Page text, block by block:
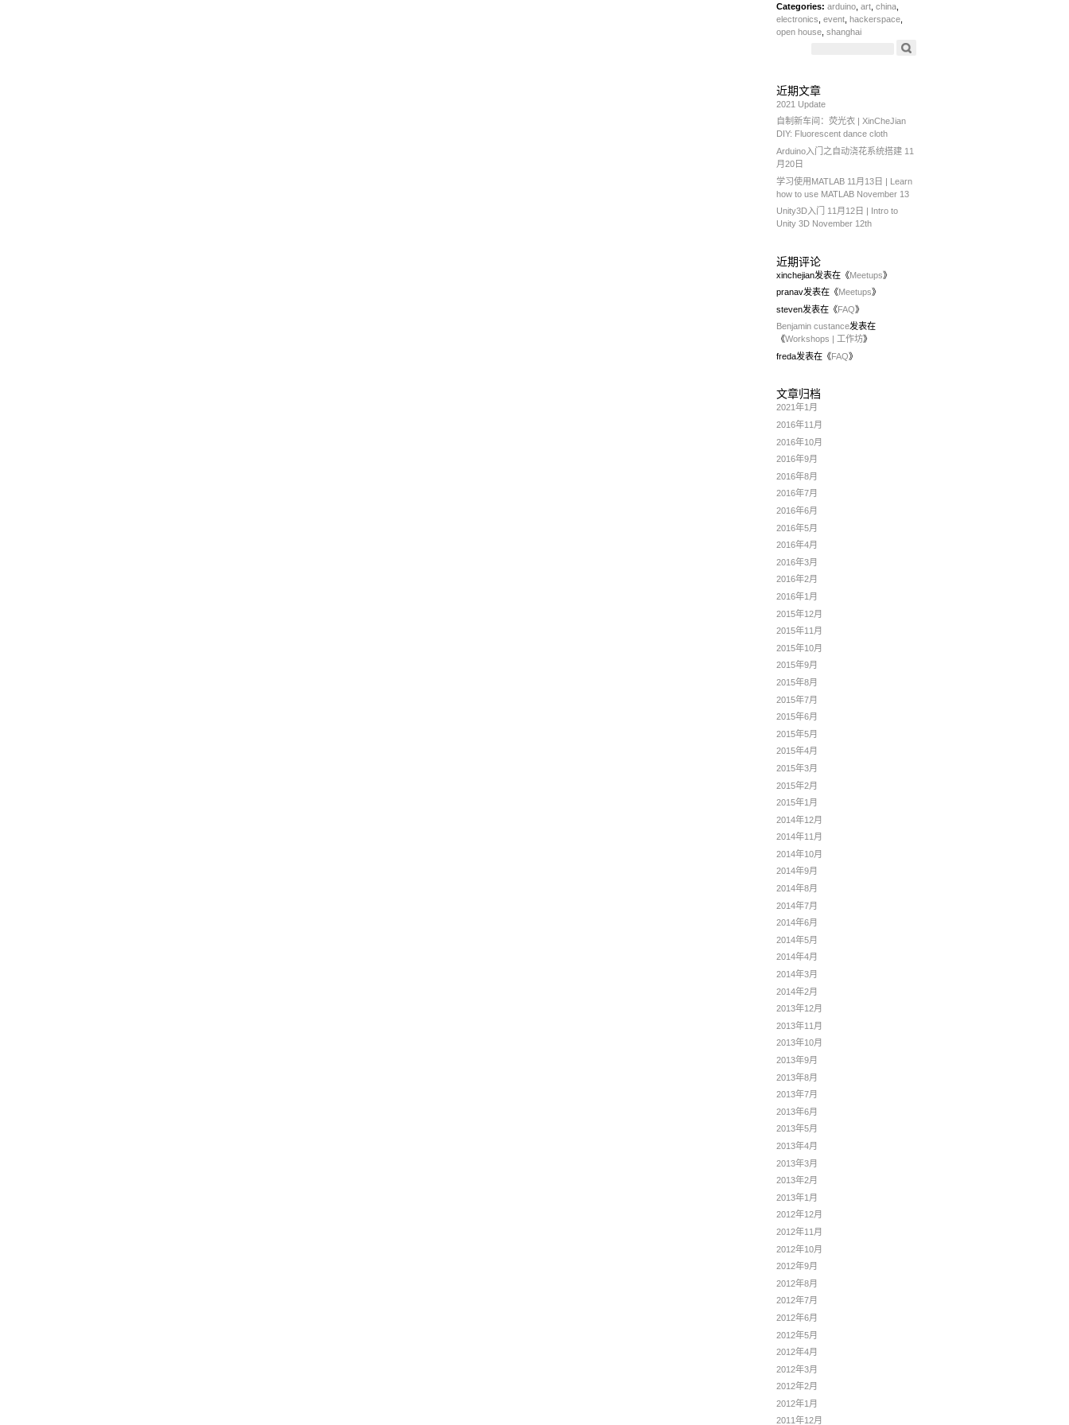
Categories: arduino art china
electronics event hackerspace
open house shanghai
近期文章
2021 Update
自制新车间：荧光衣 | XinCheJian
DIY: Fluorescent dance cloth
Arduino入门之自动浇花系统搭建 11
月20日
学习使用MATLAB 11月13日 | Learn
how to use MATLAB November 13
Unity3D入门 11月12日 | Intro to
Unity 3D November 12th
近期评论
xinchejian发表在《Meetups》
pranav发表在《Meetups》
steven发表在《FAQ》
Benjamin custance发表在
《Workshops | 工作坊》
freda发表在《FAQ》
文章归档
2021年1月
2016年11月
2016年10月
2016年9月
2016年8月
2016年7月
2016年6月
2016年5月
2016年4月
2016年3月
2016年2月
2016年1月
2015年12月
2015年11月
2015年10月
2015年9月
2015年8月
2015年7月
2015年6月
2015年5月
2015年4月
2015年3月
2015年2月
2015年1月
2014年12月
2014年11月
2014年10月
2014年9月
2014年8月
2014年7月
2014年6月
2014年5月
2014年4月
2014年3月
2014年2月
2013年12月
2013年11月
2013年10月
2013年9月
2013年8月
2013年7月
2013年6月
2013年5月
2013年4月
2013年3月
2013年2月
2013年1月
2012年12月
2012年11月
2012年10月
2012年9月
2012年8月
2012年7月
2012年6月
2012年5月
2012年4月
2012年3月
2012年2月
2012年1月
2011年12月